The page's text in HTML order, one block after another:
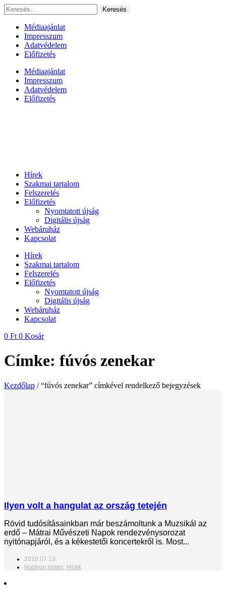
Ugrás
a
tartalomhoz
Keresés:
Médiaajánlat
Impresszum
Adatvédelem
Előfizetés
Médiaajánlat
Impresszum
Adatvédelem
Előfizetés
Hírek
Szakmai tartalom
Felszerelés
Előfizetés
Nyomtatott újság
Digitális újság
Webáruház
Kapcsolat
Hírek
Szakmai tartalom
Felszerelés
Előfizetés
Nyomtatott újság
Digitális újság
Webáruház
Kapcsolat
0 Ft 0 Kosár
Címke: fúvós zenekar
Kezdőlap / “fúvós zenekar” címkével rendelkező bejegyzések
Ilyen volt a hangulat az ország tetején
Rövid tudósításainkban már beszámoltunk a Muzsikál az
erdő – Mátrai Művészeti Napok rendezvénysorozat
nyitónapjáról, és a kékestetői koncertekről is. Most...
2016.07.13.
Határon innen, Hírek